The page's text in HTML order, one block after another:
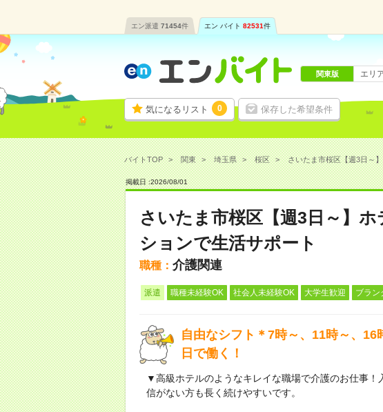
エン派遣 71454件 エン バイト 82531件
気になるリスト 0 保存した希望条件
関東版 エリ
バイトTOP 関東 埼玉県 桜区 さいたま市桜区【週3日～
掲載日 :2026/08/01
さいたま市桜区【週3日～】
ションで生活サポート
職種： 介護関連
派遣 職種未経験OK 社会人未経験OK 大学生歓迎 ブラン
自由なシフト＊7時～、11時～、
日で働く！
▼高級ホテルのようなキレイな職場で介護のお仕事！
信がない方も長く続けやすいです。